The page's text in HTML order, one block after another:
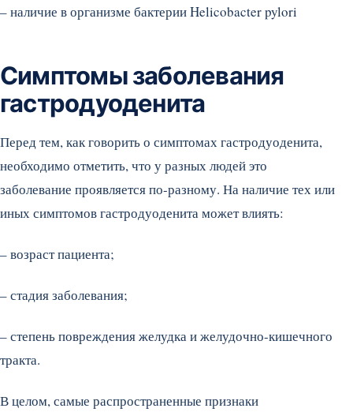
– наличие в организме бактерии Helicobacter pylori
Симптомы заболевания
гастродуоденита
Перед тем, как говорить о симптомах гастродуоденита,
необходимо отметить, что у разных людей это
заболевание проявляется по-разному. На наличие тех или
иных симптомов гастродуоденита может влиять:
– возраст пациента;
– стадия заболевания;
– степень повреждения желудка и желудочно-кишечного
тракта.
В целом, самые распространенные признаки